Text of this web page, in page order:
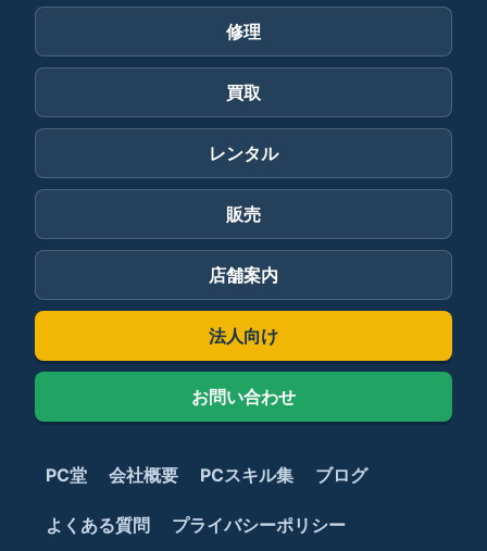
修理
買取
レンタル
販売
店舗案内
法人向け
お問い合わせ
PC堂 会社概要 PCスキル集 ブログ
よくある質問 プライバシーポリシー